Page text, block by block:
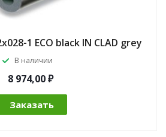
1 ECO black IN CLAD grey
В наличии
8 974,00 ₽
Заказать